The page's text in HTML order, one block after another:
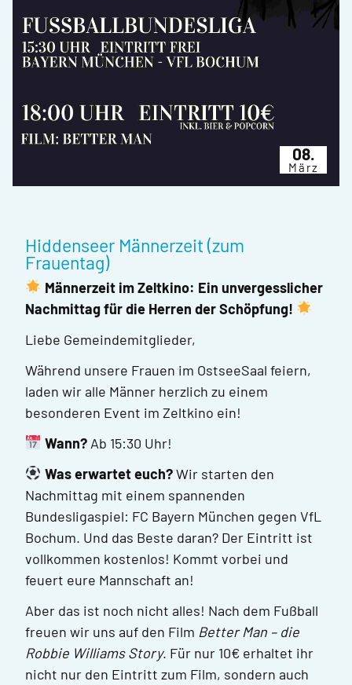
08.
März
Hiddenseer Männerzeit (zum
Frauentag)
Männerzeit im Zeltkino: Ein unvergesslicher
Nachmittag für die Herren der Schöpfung!
Liebe Gemeindemitglieder,
Während unsere Frauen im OstseeSaal feiern,
laden wir alle Männer herzlich zu einem
besonderen Event im Zeltkino ein!
Wann?Ab 15:30 Uhr!
Was erwartet euch?Wir starten den
Nachmittag mit einem spannenden
Bundesligaspiel: FC Bayern München gegen VfL
Bochum. Und das Beste daran? Der Eintritt ist
vollkommen kostenlos! Kommt vorbei und
feuert eure Mannschaft an!
Aber das ist noch nicht alles! Nach dem Fußball
freuen wir uns auf den Film Better Man – die
Robbie Williams Story. Für nur 10€ erhaltet ihr
nicht nur den Eintritt zum Film, sondern auch